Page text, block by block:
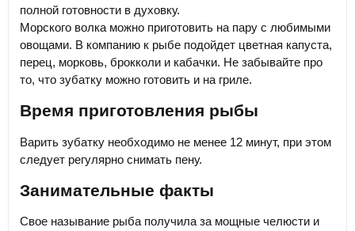
полной готовности в духовку.
Морского волка можно приготовить на пару с любимыми
овощами. В компанию к рыбе подойдет цветная капуста,
перец, морковь, брокколи и кабачки. Не забывайте про
то, что зубатку можно готовить и на гриле.
Время приготовления рыбы
Варить зубатку необходимо не менее 12 минут, при этом
следует регулярно снимать пену.
Занимательные факты
Свое называние рыба получила за мощные челюсти и